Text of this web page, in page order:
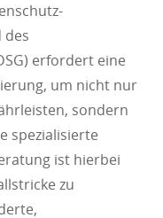
des
erfordert eine
um nicht nur
sondern
spezialisierte
ist hierbei
zu